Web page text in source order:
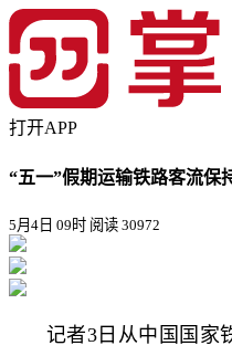
打开APP
“五一”假期运输铁路客流保
5月4日 09时 阅读 30972
记者3日从中国国家